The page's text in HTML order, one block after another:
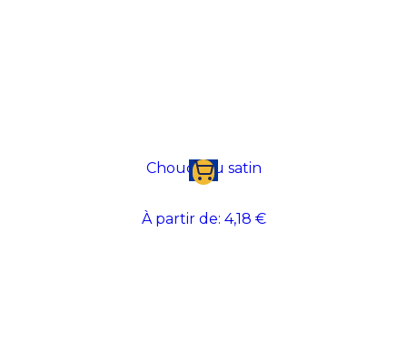
Chouchou satin
À partir de: 4,18 €